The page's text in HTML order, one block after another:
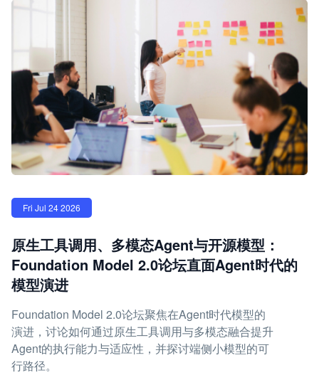
Fri Jul 24 2026
原生工具调用、多模态Agent与开源模型：
Foundation Model 2.0论坛直面Agent时代的
模型演进
Foundation Model 2.0论坛聚焦在Agent时代模型的
演进，讨论如何通过原生工具调用与多模态融合提升
Agent的执行能力与适应性，并探讨端侧小模型的可
行路径。